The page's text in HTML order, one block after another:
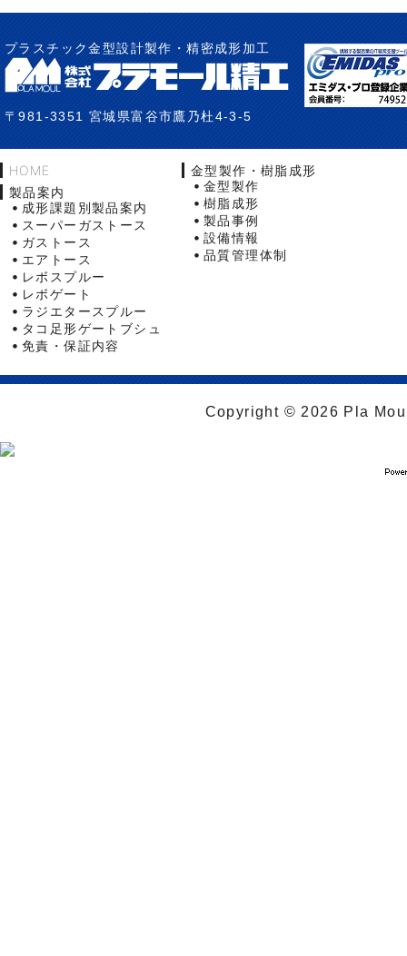
プラスチック金型設計製作・精密成形加工
〒981-3351 宮城県富谷市鷹乃杜4-3-5
HOME
製品案内
成形課題別製品案内
スーパーガストース
ガストース
エアトース
レボスプルー
レボゲート
ラジエタースプルー
タコ足形ゲートブシュ
免責・保証内容
金型製作・樹脂成形
金型製作
樹脂成形
製品事例
設備情報
品質管理体制
Copyright © 2026 Pla